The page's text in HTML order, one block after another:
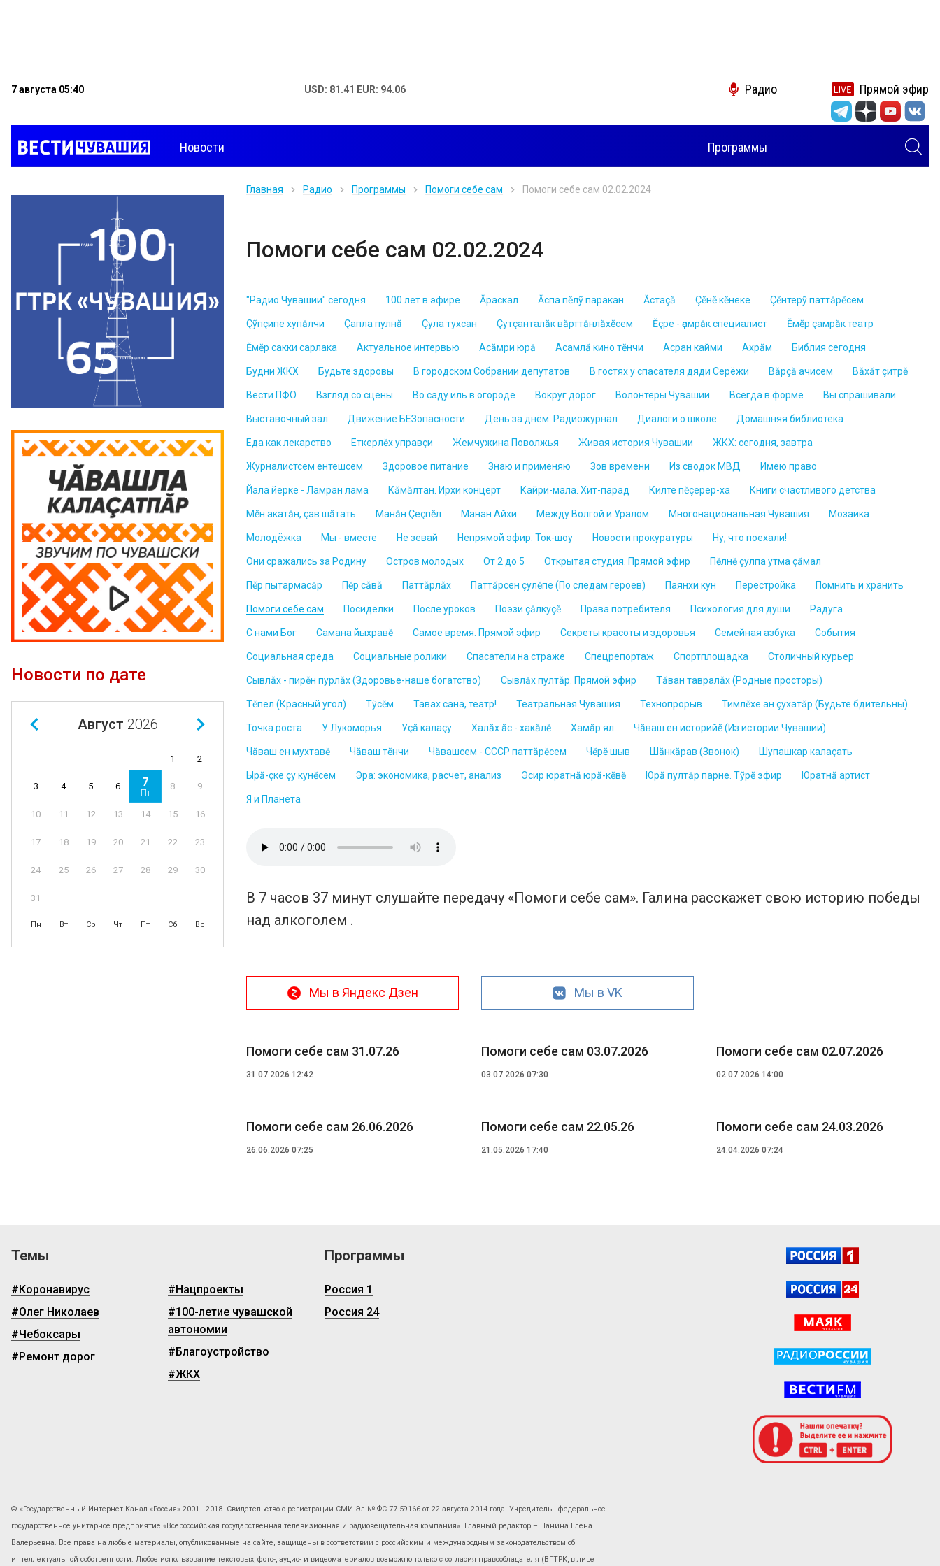
7 августа 05:40 USD: 81.41 EUR: 94.06 Радио Прямой эфир
Новости Программы
Новости по дате
Август 2026
Пн Вт Ср Чт Пт Сб Вс
1 2
3 4 5 6 7
Пт
8 9
10 11 12 13 14 15 16
17 18 19 20 21 22 23
24 25 26 27 28 29 30
31
Главная Радио Программы Помоги себе сам Помоги себе сам 02.02.2024
Помоги себе сам 02.02.2024
"Радио Чувашии" сегодня 100 лет в эфире Ăраскал Ăспа пĕлỹ паракан Ăстаçă Çĕнĕ кĕнеке Çĕнтерỹ паттăрĕсем
Çỹпçипе хупăлчи Çапла пулнă Çула тухсан Çутçанталăк вăрттăнлăхĕсем Ĕçре - ҫамрӑк специалист Ĕмĕр çамрăк театр
Ĕмӗр сакки сарлака Актуальное интервью Асăмри юрă Асамлă кино тĕнчи Асран кайми Ахрăм Библия сегодня
Будни ЖКХ Будьте здоровы В городском Собрании депутатов В гостях у спасателя дяди Серёжи Вăрçă ачисем Вăхăт çитрĕ
Вести ПФО Взгляд со сцены Во саду иль в огороде Вокруг дорог Волонтёры Чувашии Всегда в форме Вы спрашивали
Выставочный зал Движение БЕЗопасности День за днём. Радиожурнал Диалоги о школе Домашняя библиотека
Еда как лекарство Еткерлĕх управçи Жемчужина Поволжья Живая история Чувашии ЖКХ: сегодня, завтра
Журналистсем ентешсем Здоровое питание Знаю и применяю Зов времени Из сводок МВД Имею право
Йала йерке - Ламран лама Кăмăлтан. Ирхи концерт Кайри-мала. Хит-парад Килте пĕçерер-ха Книги счастливого детства
Мĕн акатăн, çав шăтать Манăн Çеçпĕл Манан Айхи Между Волгой и Уралом Многонациональная Чувашия Мозаика
Молодёжка Мы - вместе Не зевай Непрямой эфир. Ток-шоу Новости прокуратуры Ну, что поехали!
Они сражались за Родину Остров молодых От 2 до 5 Открытая студия. Прямой эфир Пĕлнĕ çулпа утма çăмал
Пĕр пытармасăр Пĕр сăвă Паттăрлăх Паттăрсен çулĕпе (По следам героев) Паянхи кун Перестройка Помнить и хранить
Помоги себе сам Посиделки После уроков Поэзи çăлкуçӗ Права потребителя Психология для души Радуга
С нами Бог Самана йыхравĕ Самое время. Прямой эфир Секреты красоты и здоровья Семейная азбука События
Социальная среда Социальные ролики Спасатели на страже Спецрепортаж Спортплощадка Столичный курьер
Сывлăх - пирĕн пурлăх (Здоровье-наше богатство) Сывлӑх пултӑр. Прямой эфир Тăван тавралăх (Родные просторы)
Тĕпел (Красный угол) Тỹсĕм Тавах сана, театр! Театральная Чувашия Технопрорыв Тимлĕхе ан çухатăр (Будьте бдительны)
Точка роста У Лукоморья Уçă калаçy Халăх ăс - хакăлĕ Хамăр ял Чăваш ен историйĕ (Из истории Чувашии)
Чăваш ен мухтавĕ Чăваш тĕнчи Чăвашсем - СССР паттăрĕсем Чĕрĕ шыв Шăнкăрав (Звонок) Шупашкар калаçать
Ырă-çке çу кунĕсем Эра: экономика, расчет, анализ Эсир юратнă юрă-кĕвĕ Юрă пултăр парне. Тỹрĕ эфир Юратнӑ артист
Я и Планета
В 7 часов 37 минут слушайте передачу «Помоги себе сам». Галина расскажет свою историю победы
над алкоголем .
Мы в Яндекс Дзен Мы в VK
Помоги себе сам 31.07.26
31.07.2026 12:42
Помоги себе сам 03.07.2026
03.07.2026 07:30
Помоги себе сам 02.07.2026
02.07.2026 14:00
Помоги себе сам 26.06.2026
26.06.2026 07:25
Помоги себе сам 22.05.26
21.05.2026 17:40
Помоги себе сам 24.03.2026
24.04.2026 07:24
Темы
#Коронавирус
#Олег Николаев
#Чебоксары
#Ремонт дорог
#Нацпроекты
#100-летие чувашской
автономии
#Благоустройство
#ЖКХ
Программы
Россия 1
Россия 24
© «Государственный Интернет-Канал «Россия» 2001 - 2018. Свидетельство о регистрации СМИ Эл № ФС 77-59166 от 22 августа 2014 года. Учредитель - федеральное
государственное унитарное предприятие «Всероссийская государственная телевизионная и радиовещательная компания». Главный редактор – Панина Елена
Валерьевна. Все права на любые материалы, опубликованные на сайте, защищены в соответствии с российским и международным законодательством об
интеллектуальной собственности. Любое использование текстовых, фото-, аудио- и видеоматериалов возможно только с согласия правообладателя (ВГТРК, в лице